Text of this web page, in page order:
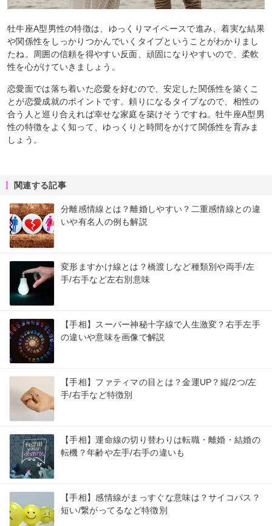
牡牛座A型男性の特徴は、ゆっくりマイペースで進み、着実な結果
や関係性をしっかりつかんでいくタイプということがわかりまし
たね。周囲の信頼を得やすい反面、頑固になりやすいので、柔軟
性を心がけていきましょう。
恋愛面では落ち着いた恋愛を好むので、安定した関係性を築くこ
とが恋愛成就のポイントです。頼りになるタイプなので、相性の
合う人と巡り合えれば幸せな家庭を築けそうですね。牡牛座A型男
性の特徴をよく知って、ゆっくりと時間をかけて関係性を育みま
しょう。
関連する記事
分離感情線とは？離婚しやすい？二重感情線との違
いや有名人の例も解説
変形ますかけ線とは？橋渡しなど種類別や両手/左
手/右手など左右別意味
【手相】スーパー神秘十字線で人生激変？右手左手
の違いや意味を画像で解説
【手相】ファティマの目とは？金運UP？縦/2つ/左
手/右手など特徴別
【手相】運命線の切り替わりは転職・離婚・結婚の
転機？年齢や左手/右手の違いも
【手相】感情線がまっすぐな意味は？サイコパス？
短い/繋がってるなど特徴別